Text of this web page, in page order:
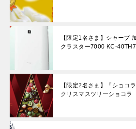
【限定1名さま】シャープ
クラスター7000 KC-
【限定2名さま】『ショコ
クリスマスツリーショコラ